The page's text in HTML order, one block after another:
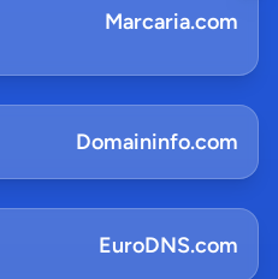
Marcaria.com
Domaininfo.com
EuroDNS.com